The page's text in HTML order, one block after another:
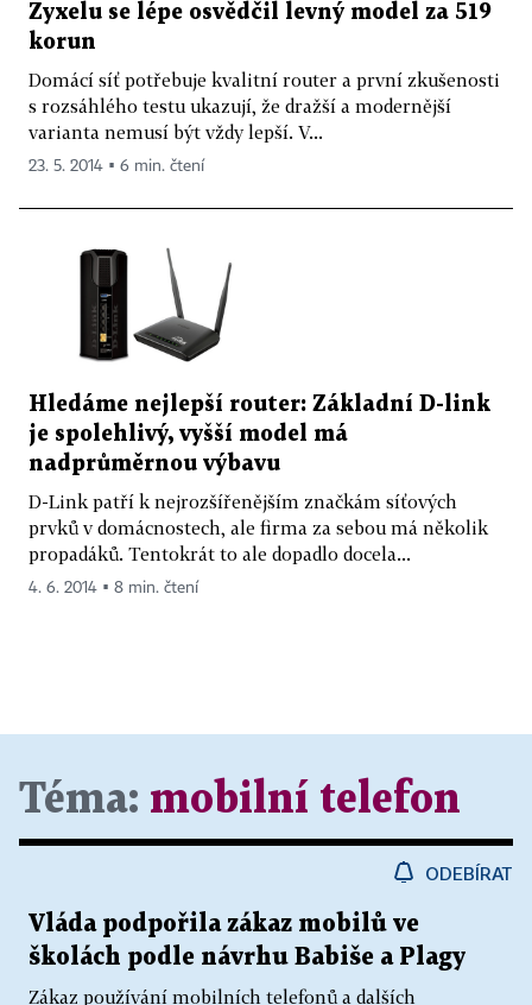
Zyxelu se lépe osvědčil levný model za 519
korun
Domácí síť potřebuje kvalitní router a první zkušenosti
s rozsáhlého testu ukazují, že dražší a modernější
varianta nemusí být vždy lepší. V...
23. 5. 2014 ▪ 6 min. čtení
Hledáme nejlepší router: Základní D-link
je spolehlivý, vyšší model má
nadprůměrnou výbavu
D-Link patří k nejrozšířenějším značkám síťových
prvků v domácnostech, ale firma za sebou má několik
propadáků. Tentokrát to ale dopadlo docela...
4. 6. 2014 ▪ 8 min. čtení
Téma: mobilní telefon
ODEBÍRAT
Vláda podpořila zákaz mobilů ve
školách podle návrhu Babiše a Plagy
Zákaz používání mobilních telefonů a dalších